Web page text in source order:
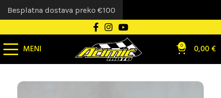
MENI 0 0,00€
Besplatna dostava preko €100